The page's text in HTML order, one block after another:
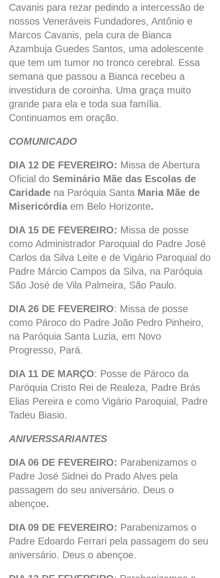
Cavanis para rezar pedindo a intercessão de
nossos Veneráveis Fundadores, Antônio e
Marcos Cavanis, pela cura de Bianca
Azambuja Guedes Santos, uma adolescente
que tem um tumor no tronco cerebral. Essa
semana que passou a Bianca recebeu a
investidura de coroinha. Uma graça muito
grande para ela e toda sua família.
Continuamos em oração.
COMUNICADO
DIA 12 DE FEVEREIRO: Missa de Abertura
Oficial do Seminário Mãe das Escolas de
Caridade na Paróquia Santa Maria Mãe de
Misericórdia em Belo Horizonte.
DIA 15 DE FEVEREIRO: Missa de posse
como Administrador Paroquial do Padre José
Carlos da Silva Leite e de Vigário Paroquial do
Padre Márcio Campos da Silva, na Paróquia
São José de Vila Palmeira, São Paulo.
DIA 26 DE FEVEREIRO: Missa de posse
como Pároco do Padre João Pedro Pinheiro,
na Paróquia Santa Luzia, em Novo
Progresso, Pará.
DIA 11 DE MARÇO: Posse de Pároco da
Paróquia Cristo Rei de Realeza, Padre Brás
Elias Pereira e como Vigário Paroquial, Padre
Tadeu Biasio.
ANIVERSSARIANTES
DIA 06 DE FEVEREIRO: Parabenizamos o
Padre José Sidnei do Prado Alves pela
passagem do seu aniversário. Deus o
abençoe.
DIA 09 DE FEVEREIRO: Parabenizamos o
Padre Edoardo Ferrari pela passagem do seu
aniversário. Deus o abençoe.